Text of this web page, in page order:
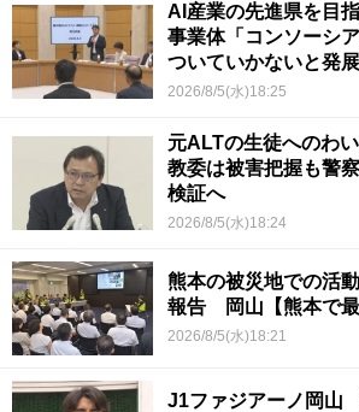
AI産業の先進県を目
事業体「コンソーシ
ついていかないと発展
2026/8/5(水)18:25
元ALTの生徒へのわ
教委は被害把握も警
検証へ
2026/8/5(水)18:24
熊本の被災地での活
報告 岡山【熊本で最
2026/8/5(水)18:21
J1ファジアーノ岡山